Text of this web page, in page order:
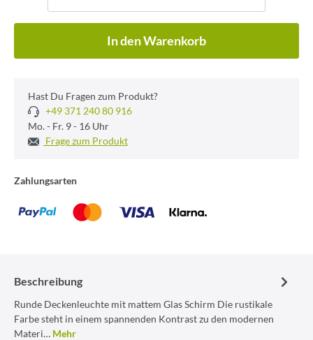
In den Warenkorb
Hast Du Fragen zum Produkt?
+49 371 240 80 916
Mo. - Fr. 9 - 16 Uhr
Frage zum Produkt
Zahlungsarten
Beschreibung
Runde Deckenleuchte mit mattem Glas Schirm Die rustikale
Farbe steht in einem spannenden Kontrast zu den modernen
Materi… Mehr